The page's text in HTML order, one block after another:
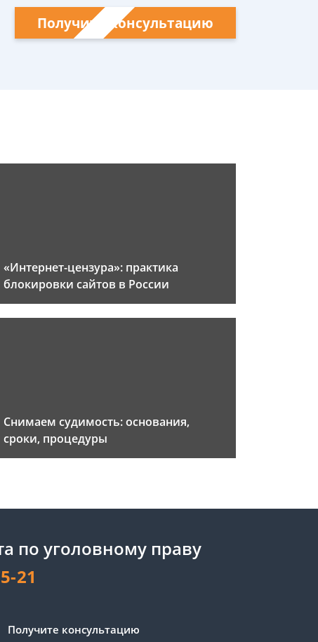
Получить консультацию
«Интернет-цензура»: практика
блокировки сайтов в России
Снимаем судимость: основания,
сроки, процедуры
по уголовному праву
21
Получите консультацию